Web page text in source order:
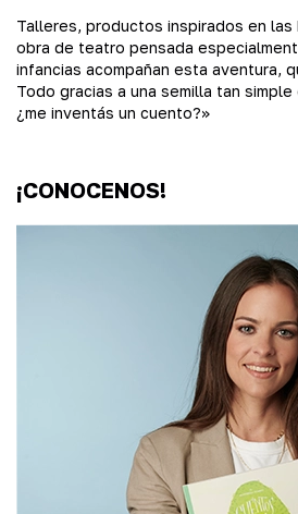
Talleres, productos inspirados en las
obra de teatro pensada
infancias acompañan esta aventura,
Todo gracias a una semilla tan simple
¿me inventás un cuento?»
¡CONOCENOS!